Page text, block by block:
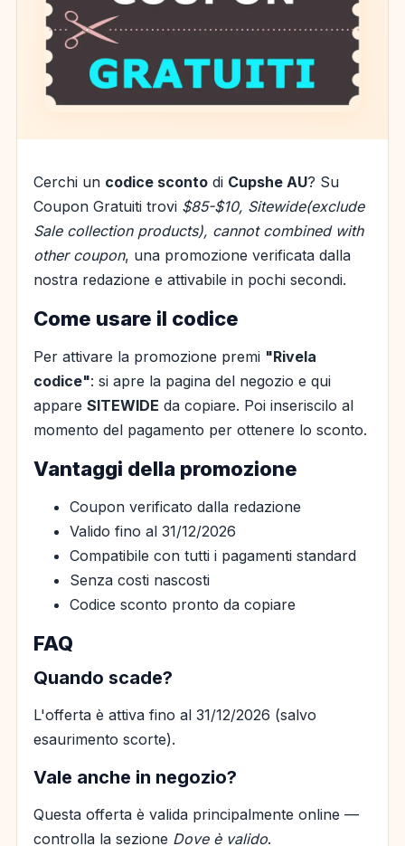
Cerchi un codice sconto di Cupshe AU? Su
Coupon Gratuiti trovi $85-$10, Sitewide(exclude
Sale collection products), cannot combined with
other coupon, una promozione verificata dalla
nostra redazione e attivabile in pochi secondi.
Come usare il codice
Per attivare la promozione premi "Rivela
codice": si apre la pagina del negozio e qui
appare SITEWIDE da copiare. Poi inseriscilo al
momento del pagamento per ottenere lo sconto.
Vantaggi della promozione
Coupon verificato dalla redazione
Valido fino al 31/12/2026
Compatibile con tutti i pagamenti standard
Senza costi nascosti
Codice sconto pronto da copiare
FAQ
Quando scade?
L'offerta è attiva fino al 31/12/2026 (salvo
esaurimento scorte).
Vale anche in negozio?
Questa offerta è valida principalmente online —
controlla la sezione Dove è valido.